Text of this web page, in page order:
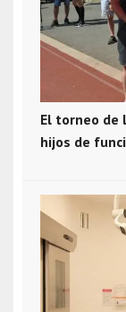
El torneo de
hijos de